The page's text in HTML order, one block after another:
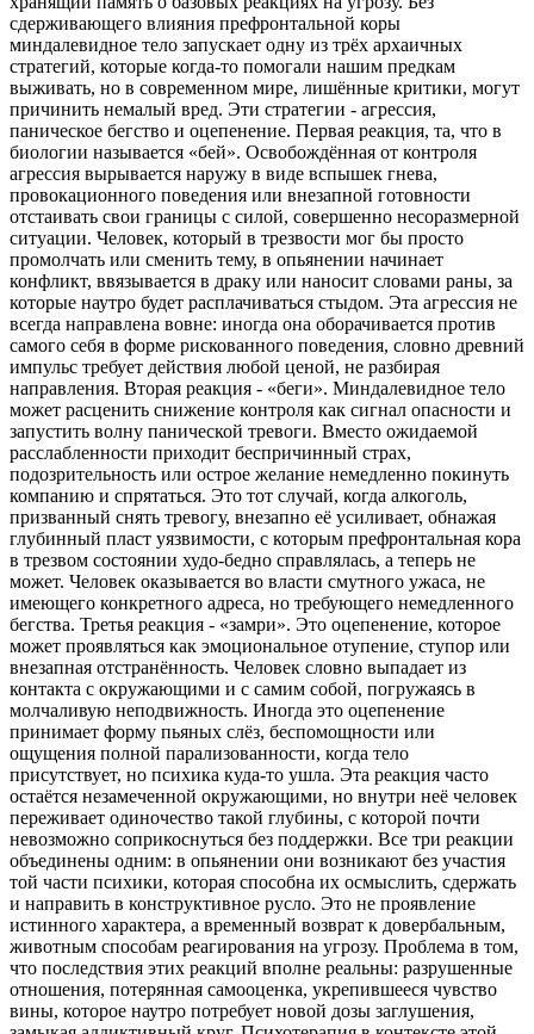
сдерживающего влияния префронтальной коры
миндалевидное тело запускает одну из трёх архаичных
стратегий, которые когда-то помогали нашим предкам
выживать, но в современном мире, лишённые критики, могут
причинить немалый вред. Эти стратегии - агрессия,
паническое бегство и оцепенение. Первая реакция, та, что в
биологии называется «бей». Освобождённая от контроля
агрессия вырывается наружу в виде вспышек гнева,
провокационного поведения или внезапной готовности
отстаивать свои границы с силой, совершенно несоразмерной
ситуации. Человек, который в трезвости мог бы просто
промолчать или сменить тему, в опьянении начинает
конфликт, ввязывается в драку или наносит словами раны, за
которые наутро будет расплачиваться стыдом. Эта агрессия не
всегда направлена вовне: иногда она оборачивается против
самого себя в форме рискованного поведения, словно древний
импульс требует действия любой ценой, не разбирая
направления. Вторая реакция - «беги». Миндалевидное тело
может расценить снижение контроля как сигнал опасности и
запустить волну панической тревоги. Вместо ожидаемой
расслабленности приходит беспричинный страх,
подозрительность или острое желание немедленно покинуть
компанию и спрятаться. Это тот случай, когда алкоголь,
призванный снять тревогу, внезапно её усиливает, обнажая
глубинный пласт уязвимости, с которым префронтальная кора
в трезвом состоянии худо-бедно справлялась, а теперь не
может. Человек оказывается во власти смутного ужаса, не
имеющего конкретного адреса, но требующего немедленного
бегства. Третья реакция - «замри». Это оцепенение, которое
может проявляться как эмоциональное отупение, ступор или
внезапная отстранённость. Человек словно выпадает из
контакта с окружающими и с самим собой, погружаясь в
молчаливую неподвижность. Иногда это оцепенение
принимает форму пьяных слёз, беспомощности или
ощущения полной парализованности, когда тело
присутствует, но психика куда-то ушла. Эта реакция часто
остаётся незамеченной окружающими, но внутри неё человек
переживает одиночество такой глубины, с которой почти
невозможно соприкоснуться без поддержки. Все три реакции
объединены одним: в опьянении они возникают без участия
той части психики, которая способна их осмыслить, сдержать
и направить в конструктивное русло. Это не проявление
истинного характера, а временный возврат к довербальным,
животным способам реагирования на угрозу. Проблема в том,
что последствия этих реакций вполне реальны: разрушенные
отношения, потерянная самооценка, укрепившееся чувство
вины, которое наутро потребует новой дозы заглушения,